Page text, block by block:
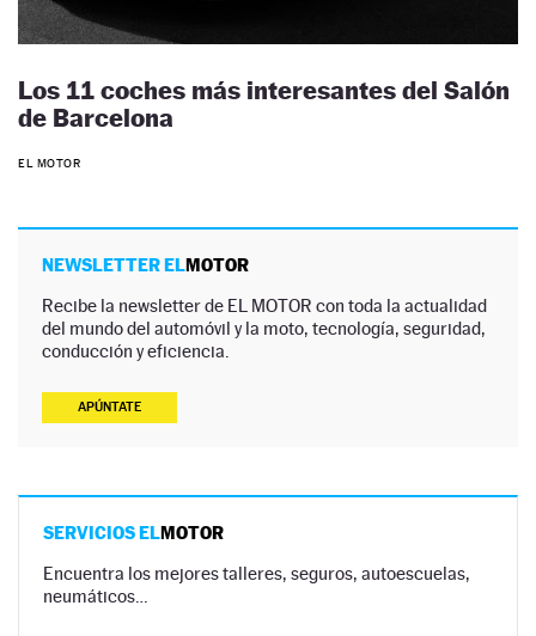
Los 11 coches más interesantes del Salón
de Barcelona
EL MOTOR
NEWSLETTER ELMOTOR
Recibe la newsletter de EL MOTOR con toda la actualidad
del mundo del automóvil y la moto, tecnología, seguridad,
conducción y eficiencia.
APÚNTATE
SERVICIOS ELMOTOR
Encuentra los mejores talleres, seguros, autoescuelas,
neumáticos…